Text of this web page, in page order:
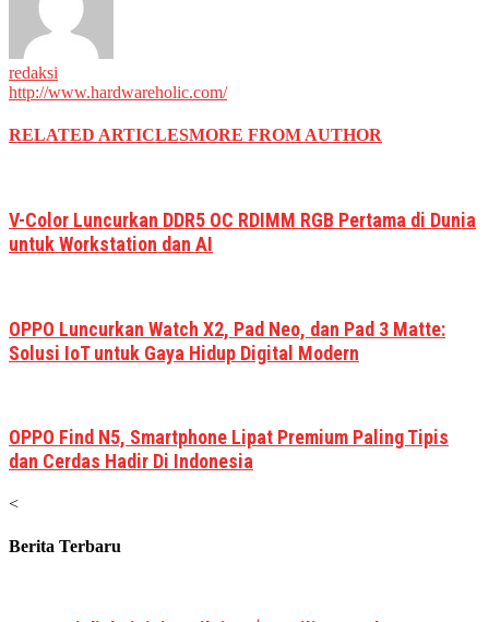
redaksi
http://www.hardwareholic.com/
RELATED ARTICLESMORE FROM AUTHOR
V-Color Luncurkan DDR5 OC RDIMM RGB Pertama di Dunia
untuk Workstation dan AI
OPPO Luncurkan Watch X2, Pad Neo, dan Pad 3 Matte:
Solusi IoT untuk Gaya Hidup Digital Modern
OPPO Find N5, Smartphone Lipat Premium Paling Tipis
dan Cerdas Hadir Di Indonesia
<
Berita Terbaru